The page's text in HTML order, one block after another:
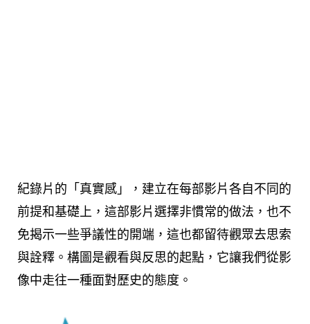
紀錄片的「真實感」，建立在每部影片各自不同的
前提和基礎上，這部影片選擇非慣常的做法，也不
免揭示一些爭議性的開端，這也都留待觀眾去思索
與詮釋。構圖是觀看與反思的起點，它讓我們從影
像中走往一種面對歷史的態度。